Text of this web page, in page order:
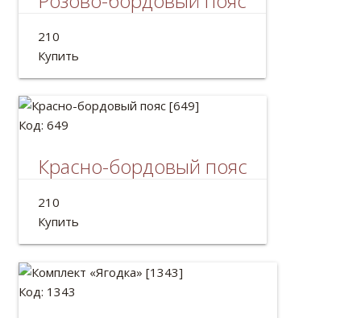
Украинский пояс для шаровар.
Длина: 2м
210
Купить
Код: 649
Красно-бордовый пояс
Украинский пояс крайка.
Длина: 2м
210
Купить
Код: 1343